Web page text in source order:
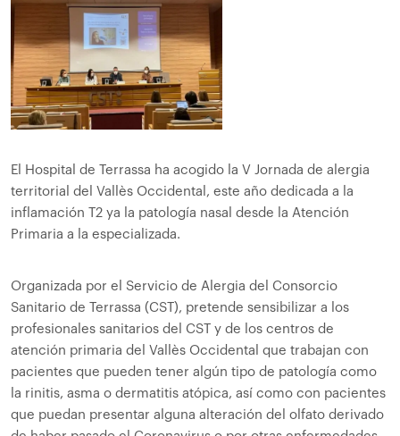
El Hospital de Terrassa ha acogido la V Jornada de alergia
territorial del Vallès Occidental, este año dedicada a la
inflamación T2 ya la patología nasal desde la Atención
Primaria a la especializada.
Organizada por el Servicio de Alergia del Consorcio
Sanitario de Terrassa (CST), pretende sensibilizar a los
profesionales sanitarios del CST y de los centros de
atención primaria del Vallès Occidental que trabajan con
pacientes que pueden tener algún tipo de patología como
la rinitis, asma o dermatitis atópica, así como con pacientes
que puedan presentar alguna alteración del olfato derivado